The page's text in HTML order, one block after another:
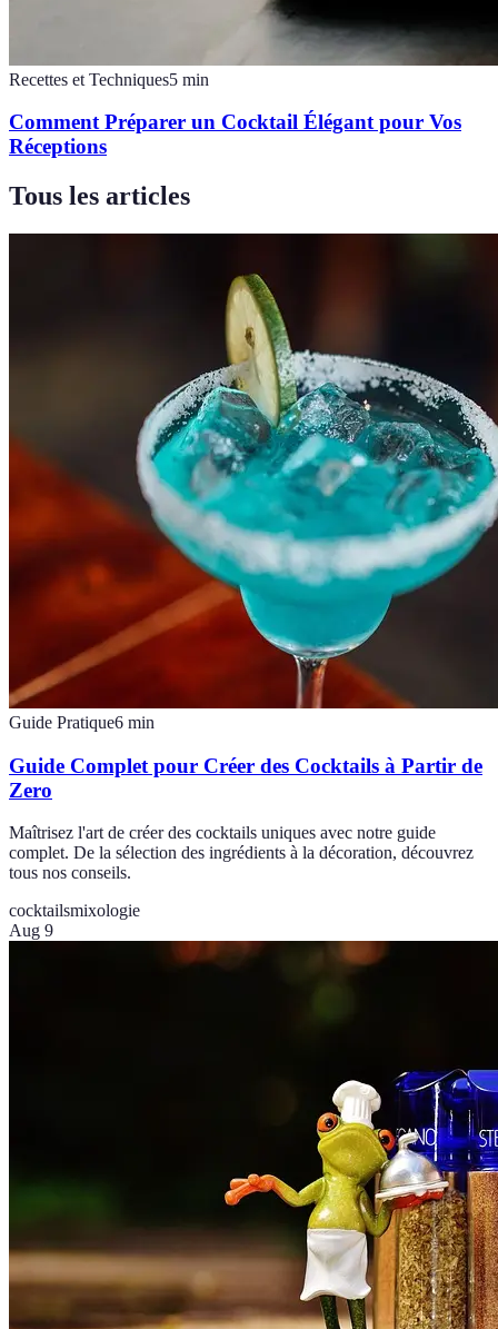
Recettes et Techniques5 min
Comment Préparer un Cocktail Élégant pour Vos
Réceptions
Tous les articles
Guide Pratique6 min
Guide Complet pour Créer des Cocktails à Partir de
Zero
Maîtrisez l'art de créer des cocktails uniques avec notre guide
complet. De la sélection des ingrédients à la décoration, découvrez
tous nos conseils.
cocktailsmixologie
Aug 9